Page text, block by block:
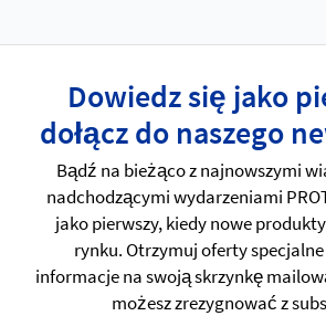
Dowiedz się jako
dołącz do naszego
Bądź na bieżąco z najnowszymi
nadchodzącymi wydarzeniami
jako pierwszy, kiedy nowe
rynku. Otrzymuj oferty
informacje na swoją skrzynkę
możesz zrezygnować z